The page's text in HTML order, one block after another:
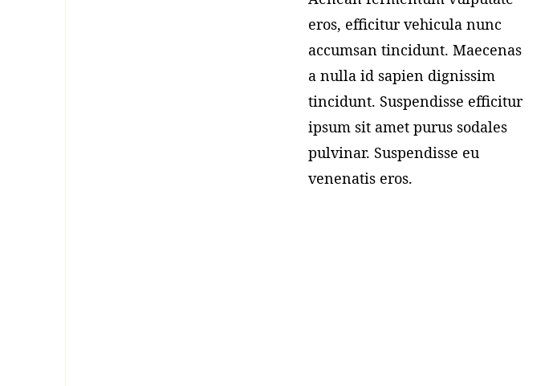
eros, efficitur vehicula nunc
accumsan tincidunt. Maecenas
a nulla id sapien dignissim
tincidunt. Suspendisse efficitur
ipsum sit amet purus sodales
pulvinar. Suspendisse eu
venenatis eros.